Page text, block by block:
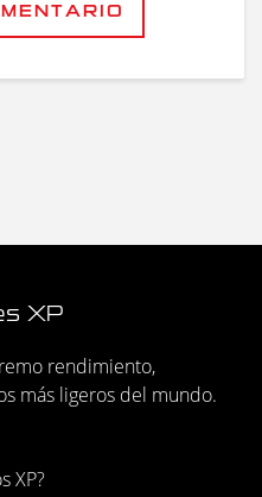
XP
rendimiento,
más ligeros del mundo.
XP?